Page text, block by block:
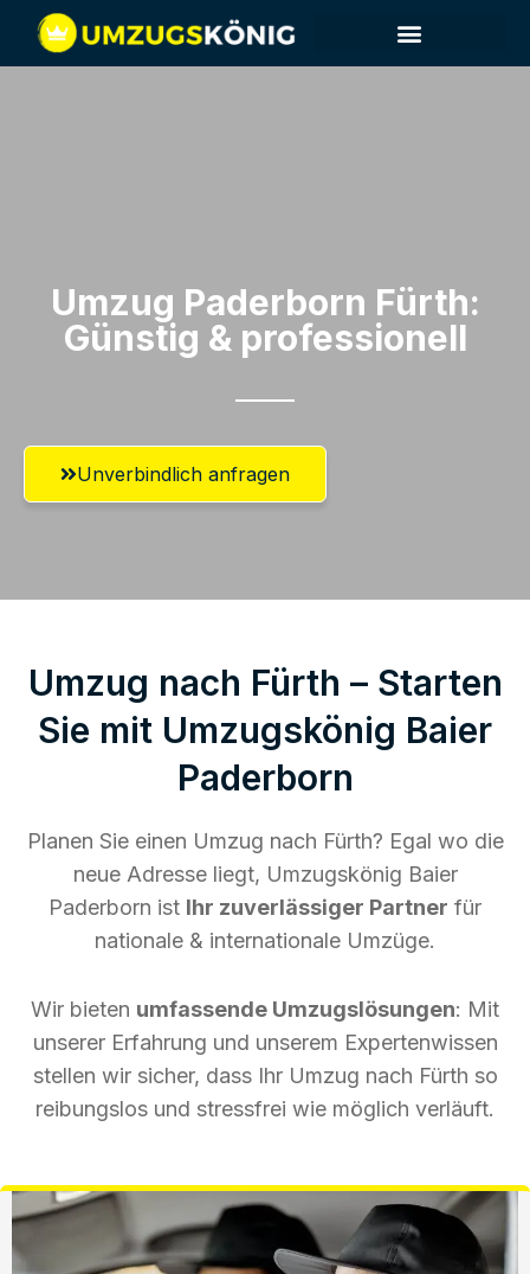
Umzug Paderborn​ Fürth:
Günstig & professionell​
Unverbindlich anfragen
Umzug nach Fürth – Starten
Sie mit Umzugskönig Baier
Paderborn
Planen Sie einen Umzug nach Fürth? Egal wo die
neue Adresse liegt, Umzugskönig Baier
Paderborn ist Ihr zuverlässiger Partner für
nationale & internationale Umzüge.
Wir bieten umfassende Umzugslösungen: Mit
unserer Erfahrung und unserem Expertenwissen
stellen wir sicher, dass Ihr Umzug nach Fürth so
reibungslos und stressfrei wie möglich verläuft.